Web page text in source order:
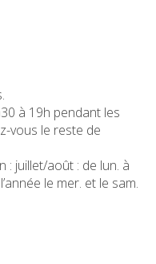
à 19h pendant les
vous le reste de
: juillet/août : de lun. à
le mer. et le sam.